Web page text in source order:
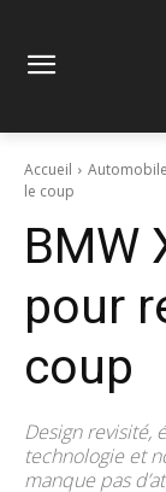
Accueil Automobile
le coup
BMW
pour
coup
Design revisité,
technologie et
manque pas